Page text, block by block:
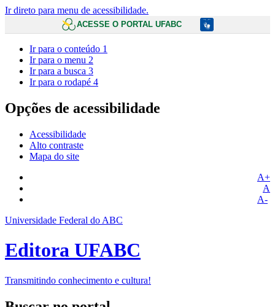
Ir direto para menu de acessibilidade.
ACESSE O PORTAL UFABC
Ir para o conteúdo 1
Ir para o menu 2
Ir para a busca 3
Ir para o rodapé 4
Opções de acessibilidade
Acessibilidade
Alto contraste
Mapa do site
A+
A
A-
Universidade Federal do ABC
Editora UFABC
Transmitindo conhecimento e cultura!